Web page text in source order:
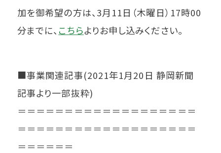
加を御希望の方は、3月11日（木曜日）17時00
分までに、 こちらよりお申し込みください。
■事業関連記事(2021年1月20日 静岡新聞
記事より一部抜粋)
＝＝＝＝＝＝＝＝＝＝＝＝＝＝＝＝＝＝＝
＝＝＝＝＝＝＝＝＝＝＝＝＝＝＝＝＝＝＝
＝＝＝＝＝＝